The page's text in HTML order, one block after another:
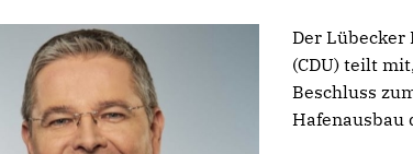
Der Lübecker
(CDU) teilt
Beschluss
Hafenausbau